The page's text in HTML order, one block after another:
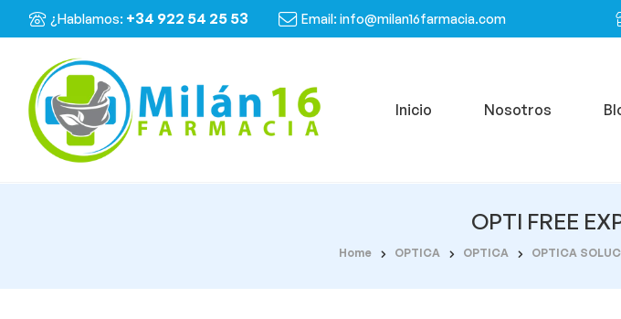
¿Hablamos: +34 922 54 25 53 Email: info@milan16farmacia.com
Inicio Nosotros
OPTI FREE
Home OPTICA OPTICA OPTICA